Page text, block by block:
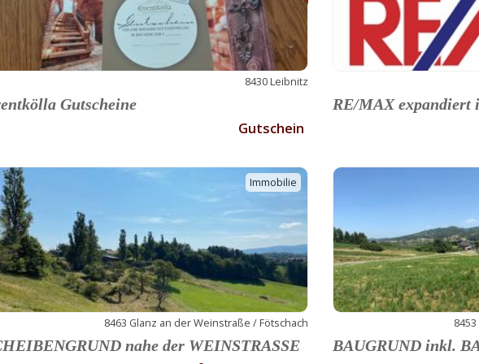
8430 Leibnitz
Gutscheine
Gutschein
RE/MAX expandiert
Immobilie
8463 Glanz an der Weinstraße / Fötschach
nahe der WEINSTRASSE BAUGRUND inkl.